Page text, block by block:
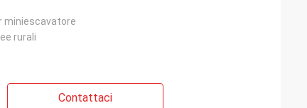
miniescavatore
rurali
Contattaci